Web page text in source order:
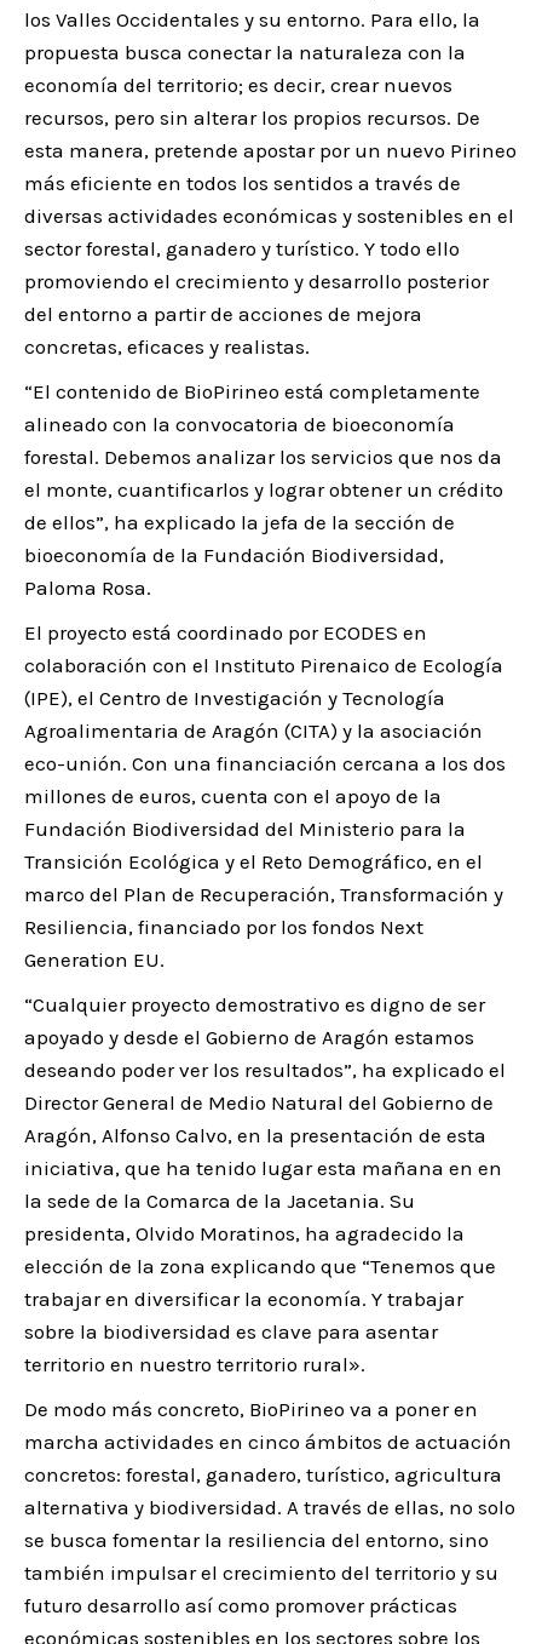
los Valles Occidentales y su entorno. Para ello, la
propuesta busca conectar la naturaleza con la
economía del territorio; es decir, crear nuevos
recursos, pero sin alterar los propios recursos. De
esta manera, pretende apostar por un nuevo Pirineo
más eficiente en todos los sentidos a través de
diversas actividades económicas y sostenibles en el
sector forestal, ganadero y turístico. Y todo ello
promoviendo el crecimiento y desarrollo posterior
del entorno a partir de acciones de mejora
concretas, eficaces y realistas.
“El contenido de BioPirineo está completamente
alineado con la convocatoria de bioeconomía
forestal. Debemos analizar los servicios que nos da
el monte, cuantificarlos y lograr obtener un crédito
de ellos”, ha explicado la jefa de la sección de
bioeconomía de la Fundación Biodiversidad,
Paloma Rosa.
El proyecto está coordinado por ECODES en
colaboración con el Instituto Pirenaico de Ecología
(IPE), el Centro de Investigación y Tecnología
Agroalimentaria de Aragón (CITA) y la asociación
eco-unión. Con una financiación cercana a los dos
millones de euros, cuenta con el apoyo de la
Fundación Biodiversidad del Ministerio para la
Transición Ecológica y el Reto Demográfico, en el
marco del Plan de Recuperación, Transformación y
Resiliencia, financiado por los fondos Next
Generation EU.
“Cualquier proyecto demostrativo es digno de ser
apoyado y desde el Gobierno de Aragón estamos
deseando poder ver los resultados”, ha explicado el
Director General de Medio Natural del Gobierno de
Aragón, Alfonso Calvo, en la presentación de esta
iniciativa, que ha tenido lugar esta mañana en en
la sede de la Comarca de la Jacetania. Su
presidenta, Olvido Moratinos, ha agradecido la
elección de la zona explicando que “Tenemos que
trabajar en diversificar la economía. Y trabajar
sobre la biodiversidad es clave para asentar
territorio en nuestro territorio rural».
De modo más concreto, BioPirineo va a poner en
marcha actividades en cinco ámbitos de actuación
concretos: forestal, ganadero, turístico, agricultura
alternativa y biodiversidad. A través de ellas, no solo
se busca fomentar la resiliencia del entorno, sino
también impulsar el crecimiento del territorio y su
futuro desarrollo así como promover prácticas
económicas sostenibles en los sectores sobre los